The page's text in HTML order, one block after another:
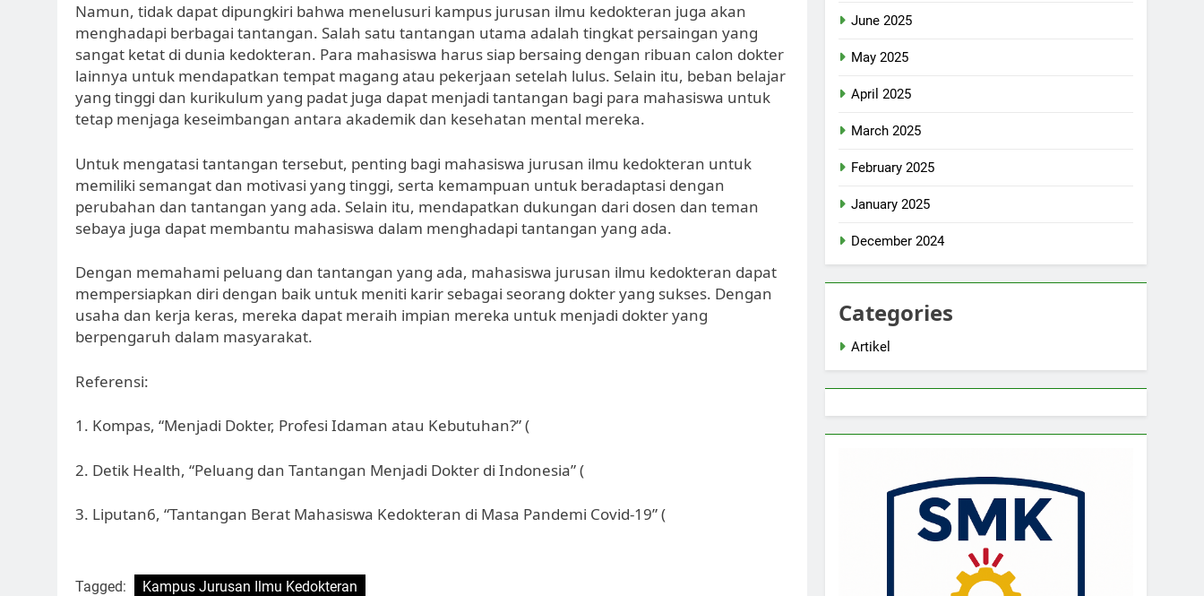
Namun, tidak dapat dipungkiri bahwa menelusuri kampus jurusan ilmu kedokteran juga akan
menghadapi berbagai tantangan. Salah satu tantangan utama adalah tingkat persaingan yang
sangat ketat di dunia kedokteran. Para mahasiswa harus siap bersaing dengan ribuan calon dokter
lainnya untuk mendapatkan tempat magang atau pekerjaan setelah lulus. Selain itu, beban belajar
yang tinggi dan kurikulum yang padat juga dapat menjadi tantangan bagi para mahasiswa untuk
tetap menjaga keseimbangan antara akademik dan kesehatan mental mereka.
Untuk mengatasi tantangan tersebut, penting bagi mahasiswa jurusan ilmu kedokteran untuk
memiliki semangat dan motivasi yang tinggi, serta kemampuan untuk beradaptasi dengan
perubahan dan tantangan yang ada. Selain itu, mendapatkan dukungan dari dosen dan teman
sebaya juga dapat membantu mahasiswa dalam menghadapi tantangan yang ada.
Dengan memahami peluang dan tantangan yang ada, mahasiswa jurusan ilmu kedokteran dapat
mempersiapkan diri dengan baik untuk meniti karir sebagai seorang dokter yang sukses. Dengan
usaha dan kerja keras, mereka dapat meraih impian mereka untuk menjadi dokter yang
berpengaruh dalam masyarakat.
Referensi:
1. Kompas, “Menjadi Dokter, Profesi Idaman atau Kebutuhan?” (
2. Detik Health, “Peluang dan Tantangan Menjadi Dokter di Indonesia” (
3. Liputan6, “Tantangan Berat Mahasiswa Kedokteran di Masa Pandemi Covid-19” (
Tagged: Kampus Jurusan Ilmu Kedokteran
June 2025
May 2025
April 2025
March 2025
February 2025
January 2025
December 2024
Categories
Artikel